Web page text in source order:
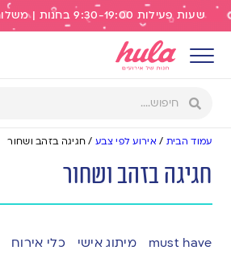
שעות פעילות 9:30-19:00 בחנות | משלוח חינם מעל 299 ש"ח
עמוד הבית /אירוע לפי צבע/ חגיגה בזהב ושחור
חגיגה בזהב ושחור
must have מיתוג אישי כלי אירוח